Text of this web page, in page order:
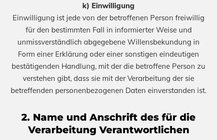
k) Einwilligung
Einwilligung ist jede von der betroffenen Person freiwillig
für den bestimmten Fall in informierter Weise und
unmissverständlich abgegebene Willensbekundung in
Form einer Erklärung oder einer sonstigen eindeutigen
bestätigenden Handlung, mit der die betroffene Person zu
verstehen gibt, dass sie mit der Verarbeitung der sie
betreffenden personenbezogenen Daten einverstanden ist.
2. Name und Anschrift des für die
Verarbeitung Verantwortlichen